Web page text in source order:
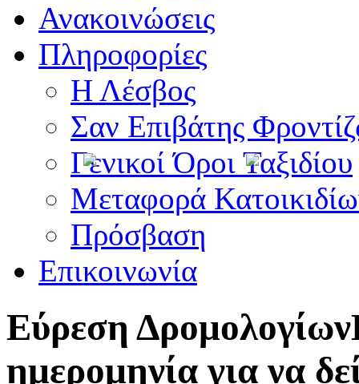
Ανακοινώσεις
Πληροφορίες
Η Λέσβος
Σαν Επιβάτης
Γενικοί Όροι Ταξιδίου
Μεταφορά
Πρόσβαση
Επικοινωνία
Εύρεση Δρομολογίων
ημερομηνία για να